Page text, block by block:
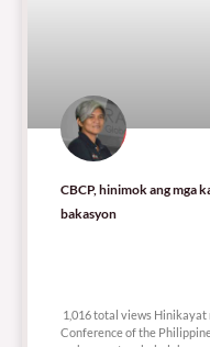
CBCP, hinimok ang mga
bakasyon
1,016 total views Hinikayat
Conference of the